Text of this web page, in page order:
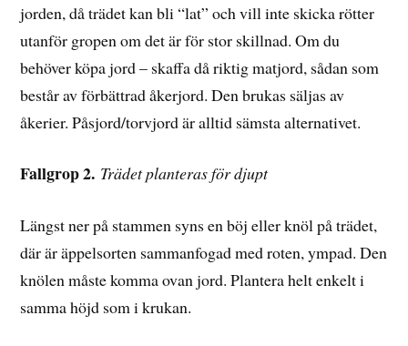
jorden, då trädet kan bli “lat” och vill inte skicka rötter
utanför gropen om det är för stor skillnad. Om du
behöver köpa jord – skaffa då riktig matjord, sådan som
består av förbättrad åkerjord. Den brukas säljas av
åkerier. Påsjord/torvjord är alltid sämsta alternativet.
Fallgrop 2. Trädet planteras för djupt
Längst ner på stammen syns en böj eller knöl på trädet,
där är äppelsorten sammanfogad med roten, ympad. Den
knölen måste komma ovan jord. Plantera helt enkelt i
samma höjd som i krukan.